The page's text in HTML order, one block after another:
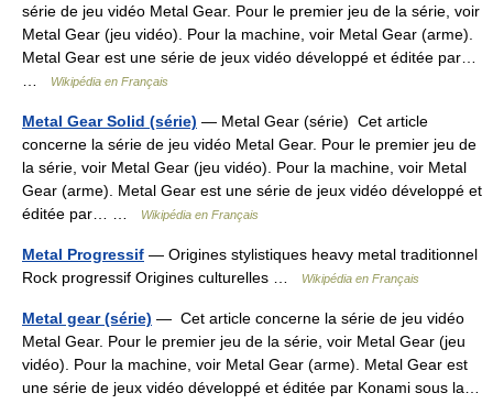
série de jeu vidéo Metal Gear. Pour le premier jeu de la série, voir
Metal Gear (jeu vidéo). Pour la machine, voir Metal Gear (arme).
Metal Gear est une série de jeux vidéo développé et éditée par…
Wikipédia en Français
Metal Gear Solid (série) — Metal Gear (série) Cet article
concerne la série de jeu vidéo Metal Gear. Pour le premier jeu de
la série, voir Metal Gear (jeu vidéo). Pour la machine, voir Metal
Gear (arme). Metal Gear est une série de jeux vidéo développé et
éditée par… …
Wikipédia en Français
Metal Progressif — Origines stylistiques heavy metal traditionnel
Rock progressif Origines culturelles …
Wikipédia en Français
Metal gear (série) — Cet article concerne la série de jeu vidéo
Metal Gear. Pour le premier jeu de la série, voir Metal Gear (jeu
vidéo). Pour la machine, voir Metal Gear (arme). Metal Gear est
une série de jeux vidéo développé et éditée par Konami sous la…